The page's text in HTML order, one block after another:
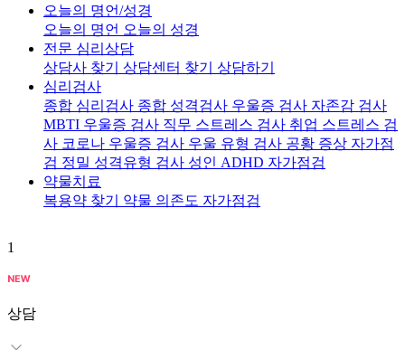
오늘의 명언/성경
오늘의 명언 오늘의 성경
전문 심리상담
상담사 찾기 상담센터 찾기 상담하기
심리검사
종합 심리검사 종합 성격검사 우울증 검사 자존감 검사
MBTI 우울증 검사 직무 스트레스 검사 취업 스트레스 검
사 코로나 우울증 검사 우울 유형 검사 공황 증상 자가점
검 정밀 성격유형 검사 성인 ADHD 자가점검
약물치료
복용약 찾기 약물 의존도 자가점검
1
상담